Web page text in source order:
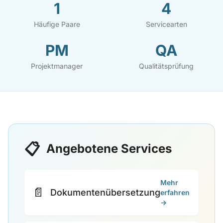
1
Häufige Paare
4
Servicearten
PM
Projektmanager
QA
Qualitätsprüfung
📋 Angebotene Services
📄 Dokumentenübersetzung
Mehr
erfahren
→